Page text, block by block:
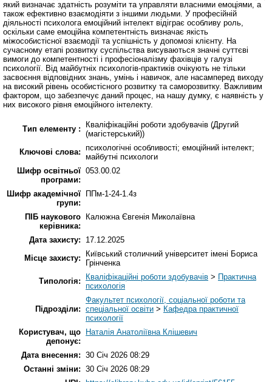
який визначає здатність розуміти та управляти власними емоціями, а
також ефективно взаємодіяти з іншими людьми. У професійній
діяльності психолога емоційний інтелект відіграє особливу роль,
оскільки саме емоційна компетентність визначає якість
міжособистісної взаємодії та успішність у допомозі клієнту. На
сучасному етапі розвитку суспільства висуваються значні суттєві
вимоги до компетентності і професіоналізму фахівців у галузі
психології. Від майбутніх психологів-практиків очікують не тільки
засвоєння відповідних знань, умінь і навичок, але насамперед виходу
на високий рівень особистісного розвитку та саморозвитку. Важливим
фактором, що забезпечує даний процес, на нашу думку, є наявність у
них високого рівня емоційного інтелекту.
Тип елементу :
Кваліфікаційні роботи здобувачів (Другий
(магістерський))
Ключові слова: психологічні особливості; емоційний інтелект;
майбутні психологи
Шифр освітньої
програми:
053.00.02
Шифр академічної
групи:
ППм-1-24-1.4з
ПІБ наукового
керівника:
Калюжна Євгенія Миколаївна
Дата захисту:
17.12.2025
Місце захисту:
Київський столичний університет імені Бориса
Грінченка
Типологія:
Кваліфікаційні роботи здобувачів > Практична
психологія
Підрозділи:
Факультет психології, соціальної роботи та
спеціальної освіти > Кафедра практичної
психології
Користувач, що
депонує:
Наталія Анатоліївна Клішевич
Дата внесення: 30 Січ 2026 08:29
Останні зміни: 30 Січ 2026 08:29